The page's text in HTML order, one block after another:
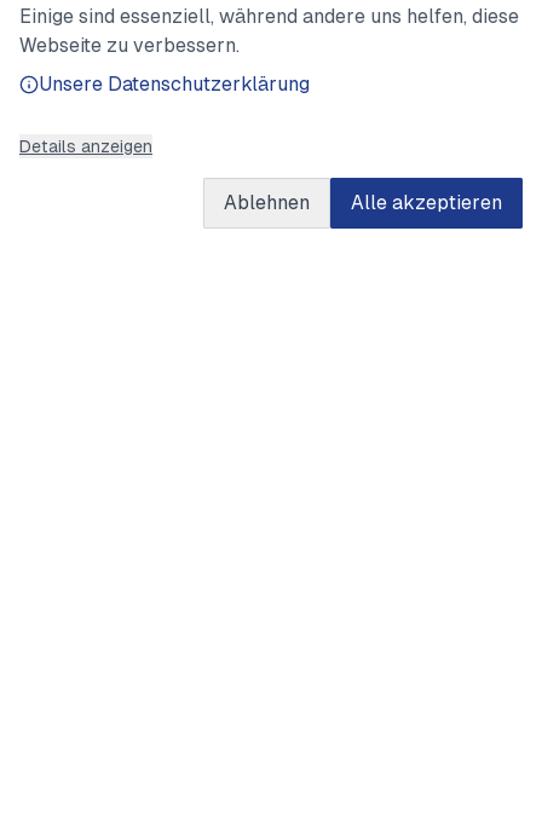
Einige sind essenziell, während andere uns helfen, diese
Webseite zu verbessern.
Unsere Datenschutzerklärung
Details anzeigen
Ablehnen Alle akzeptieren